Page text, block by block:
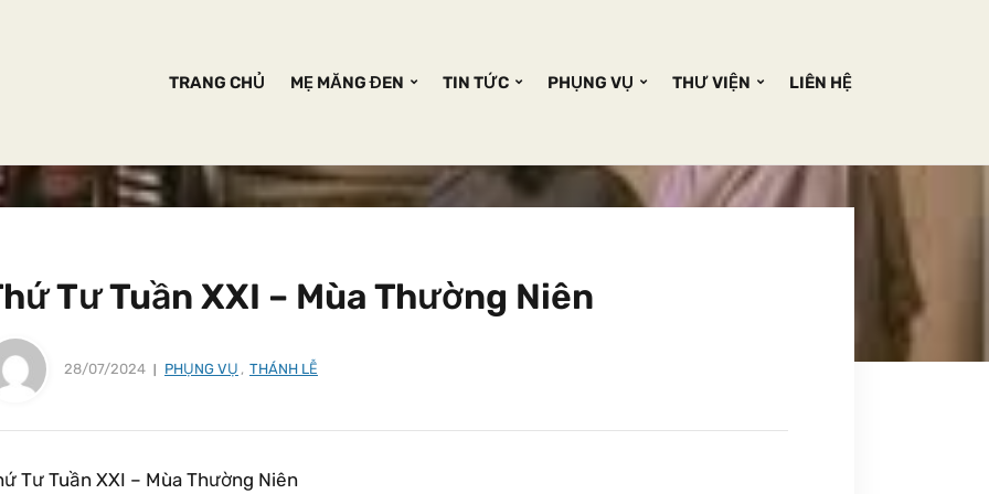
TRANG CHỦ MẸ MĂNG ĐEN TIN TỨC PHỤNG VỤ THƯ VIỆN LIÊN HỆ
Tư Tuần XXI – Mùa Thường Niên
28/07/2024 PHỤNG VỤ , THÁNH LỄ
Tư Tuần XXI – Mùa Thường Niên